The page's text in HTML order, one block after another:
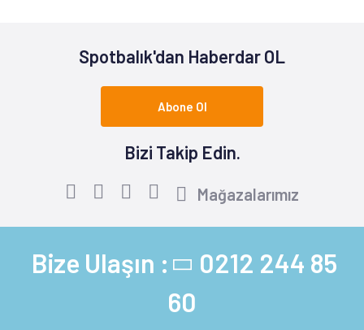
Spotbalık'dan Haberdar OL
Abone Ol
Bizi Takip Edin.
Mağazalarımız
Bize Ulaşın : 0212 244 85
60